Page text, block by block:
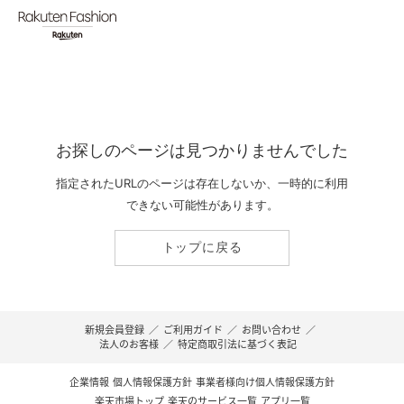
お探しのページは見つかりませんでした
指定されたURLのページは存在しないか、一時的に利用
できない可能性があります。
トップに戻る
新規会員登録 ／ ご利用ガイド ／ お問い合わせ ／
法人のお客様 ／ 特定商取引法に基づく表記
企業情報 個人情報保護方針 事業者様向け個人情報保護方針
楽天市場トップ 楽天のサービス一覧 アプリ一覧